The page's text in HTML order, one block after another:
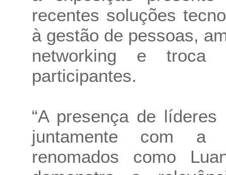
recentes soluções
à gestão de pessoas,
networking e troca
participantes.
“A presença de
juntamente com a
renomados como